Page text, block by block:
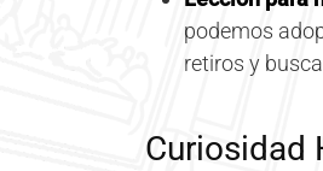
podemos
retiros y
Curiosidad